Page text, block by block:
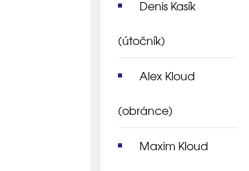
Denis Kasík
(útočník)
Alex Kloud
(obránce)
Maxim Kloud